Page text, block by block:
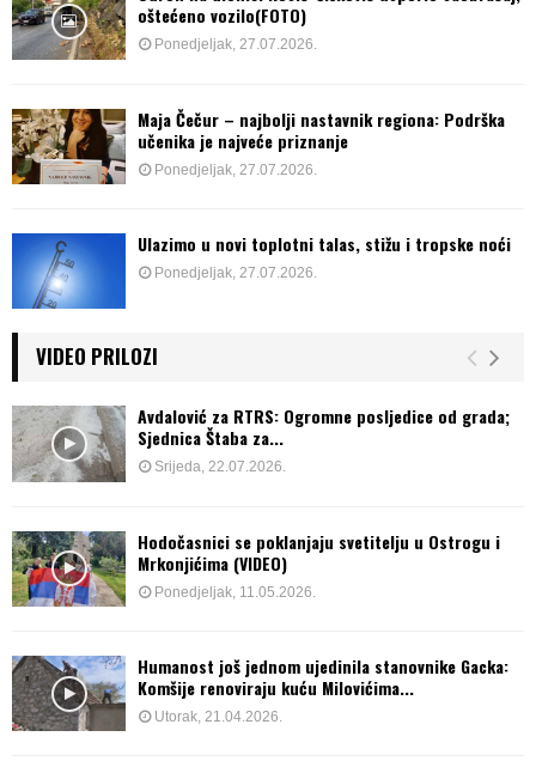
oštećeno vozilo(FOTO)
Ponedjeljak, 27.07.2026.
Maja Čečur – najbolji nastavnik regiona: Podrška
učenika je najveće priznanje
Ponedjeljak, 27.07.2026.
Ulazimo u novi toplotni talas, stižu i tropske noći
Ponedjeljak, 27.07.2026.
VIDEO PRILOZI
Avdalović za RTRS: Ogromne posljedice od grada;
Sjednica Štaba za...
Srijeda, 22.07.2026.
Hodočasnici se poklanjaju svetitelju u Ostrogu i
Mrkonjićima (VIDEO)
Ponedjeljak, 11.05.2026.
Humanost još jednom ujedinila stanovnike Gacka:
Komšije renoviraju kuću Milovićima...
Utorak, 21.04.2026.